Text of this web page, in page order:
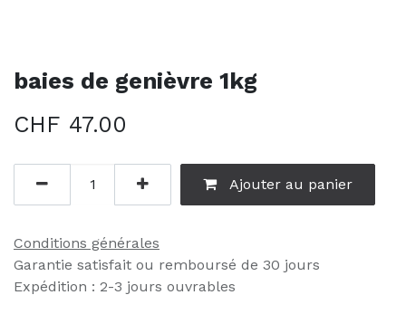
baies de genièvre 1kg
CHF 47.00
Ajouter au panier
Conditions générales
Garantie satisfait ou remboursé de 30 jours
Expédition : 2-3 jours ouvrables